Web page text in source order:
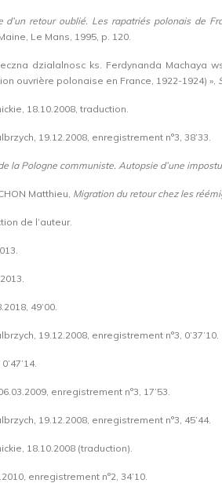
d’un retour oublié. Les rapatriés polonais de
Le Mans, 1995, p. 120.
dzialalnosc ks. Ferdynanda Machaya
ouvrière polonaise en France, 1922-1924) »,
18.10.2008, traduction.
19.12.2008, enregistrement n°3, 38’33.
la Pologne communiste. Autopsie d’une
Matthieu, Migration du retour chez les
de l’auteur.
49’00.
19.12.2008, enregistrement n°3, 0’37’10.
enregistrement n°3, 17’53.
19.12.2008, enregistrement n°3, 45’44.
18.10.2008 (traduction).
enregistrement n°2, 34’10.